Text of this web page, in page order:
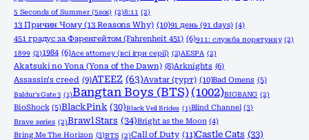
5 Seconds of Summer (5sos) (2)8:11 (2)
13 Причин Чому (13 Reasons Why) (10)91 день (91 days) (4)
451 градус за Фаренгейтом (Fahrenheit 451) (6)911: служба порятунку (2)
1899 (2)1984 (6)Ace attorney (всі ігри серії) (2)AESPA (2)
Akatsuki no Yona (Yona of the Dawn) (8)Arknights (6)
Assassin's creed (9)ATEEZ (63)Avatar (гурт) (10)Bad Omens (5)
Baldur's Gate 3 (1)Bangtan Boys (BTS) (1002)BIGBANG (2)
BioShock (5)BlackPink (30)Black Veil Brides (1)Blind Channel (3)
Brave series (2)Brawl Stars (34)Bright as the Moon (4)
Bring Me The Horizon (3)BTS (2)Call of Duty (11)Castle Cats (33)